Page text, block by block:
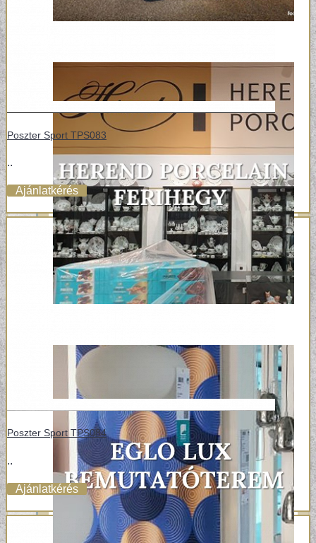
Poszter Sport TPS083
..
Ajánlatkérés
Poszter Sport TPS084
..
Ajánlatkérés